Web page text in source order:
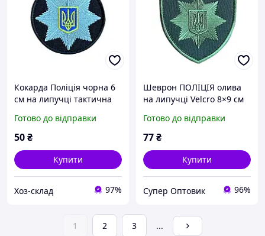
Кокарда Поліція чорна 6
см на липучці тактична
форменого одягу та
спорядження
Готово до відправки
50₴
Купити
Хоз-склад 97%
Шеврон ПОЛІЦІЯ олива
на липучці Velcro 8×9 см
нашивка для форменого
одягу
Готово до відправки
77₴
Купити
Супер Оптовик 96%
1 2 3 ...